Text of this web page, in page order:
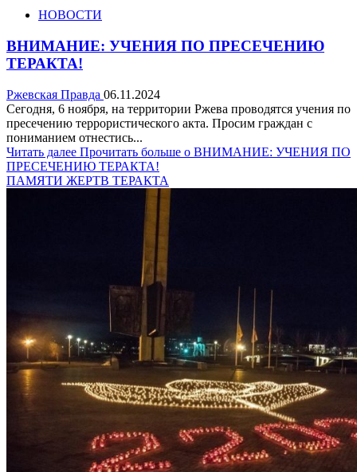
НОВОСТИ
ВНИМАНИЕ: УЧЕНИЯ ПО ПРЕСЕЧЕНИЮ
ТЕРАКТА!
Ржевская Правда 06.11.2024
Сегодня, 6 ноября, на территории Ржева проводятся учения по
пресечению террористического акта. Просим граждан с
пониманием отнестись...
Читать далее Прочитать больше о ВНИМАНИЕ: УЧЕНИЯ ПО
ПРЕСЕЧЕНИЮ ТЕРАКТА!
ПАМЯТИ ЖЕРТВ ТЕРАКТА